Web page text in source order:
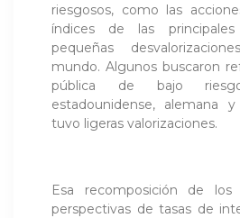
riesgosos, como las
índices de las
pequeñas
mundo. Algunos buscaron
pública de bajo
estadounidense, alemana
tuvo ligeras valorizaciones.
Esa recomposición de
perspectivas de tasas de